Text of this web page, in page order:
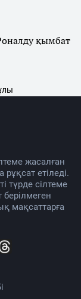
қымбат
жасалған
етіледі.
түрде сілтеме
мақсаттарға